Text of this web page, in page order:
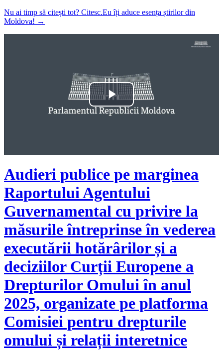
Nu ai timp să citești tot? Citesc.Eu îți aduce esența știrilor din
Moldova! →
Play
Audieri publice pe marginea
Raportului Agentului
Guvernamental cu privire la
măsurile întreprinse în vederea
executării hotărârilor și a
deciziilor Curții Europene a
Drepturilor Omului în anul
2025, organizate pe platforma
Comisiei pentru drepturile
omului și relații interetnice